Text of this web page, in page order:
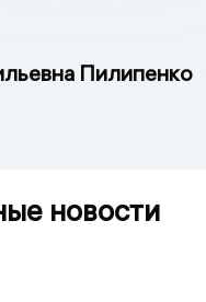
Пилипенко
новости